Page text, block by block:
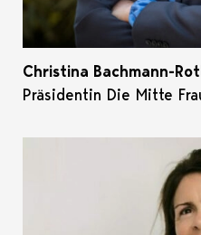
Christina Bachmann-
Präsidentin Die Mitte